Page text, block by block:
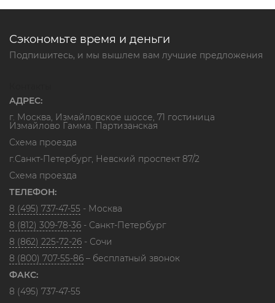
Сэкономьте время и деньги
Подпишитесь, и мы вышлем вам лучшие предложения
АДРЕС:
г. Москва, Измайловское шоссе, 71 гостиница
Измайлово Гамма. Партизанская
Схема проезда
г.Санкт-Петербург, Невский проспект 87/2
Схема проезда
ТЕЛЕФОН:
8 (495) 737-47-55 - Москва
8 (812) 309-78-36 - Санкт-Петербург
8 (862) 225-72-26 - Сочи
8 (800) 707-55-86 – бесплатный звонок
ФАКС:
8 (495) 737-47-55